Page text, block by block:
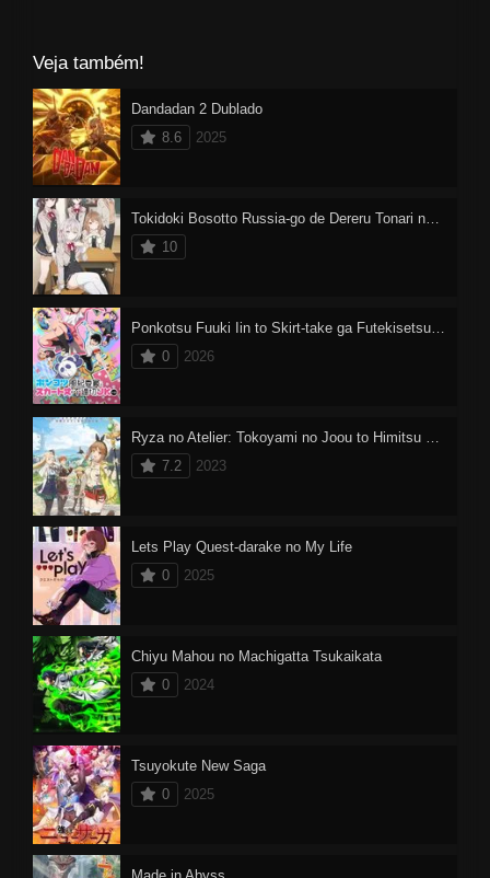
Veja também!
Dandadan 2 Dublado
8.6
2025
Tokidoki Bosotto Russia-go de Dereru Tonari no Alya-san
10
Ponkotsu Fuuki Iin to Skirt-take ga Futekisetsu na JK no Hanashi
0
2026
Ryza no Atelier: Tokoyami no Joou to Himitsu no Kakurega
7.2
2023
Lets Play Quest-darake no My Life
0
2025
Chiyu Mahou no Machigatta Tsukaikata
0
2024
Tsuyokute New Saga
0
2025